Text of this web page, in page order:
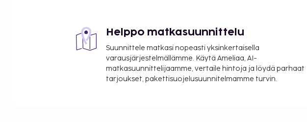
Helppo matkasuunnittelu
Suunnittele matkasi nopeasti yksinkertaisella
varausjärjestelmällämme. Käytä Ameliaa, AI-
matkasuunnittelijaamme, vertaile hintoja ja löydä parhaat
tarjoukset, pakettisuojelusuunnitelmamme turvin.